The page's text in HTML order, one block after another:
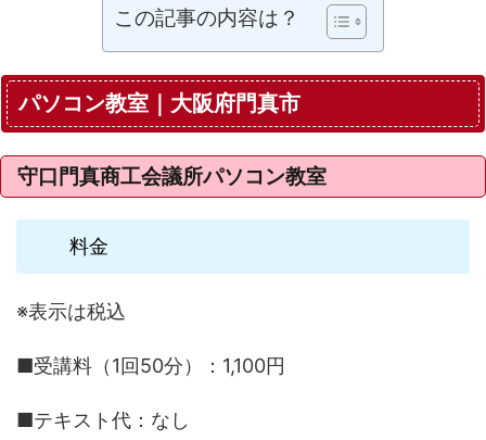
この記事の内容は？
パソコン教室｜大阪府門真市
守口門真商工会議所パソコン教室
料金
※表示は税込
■受講料（1回50分）：1,100円
■テキスト代：なし